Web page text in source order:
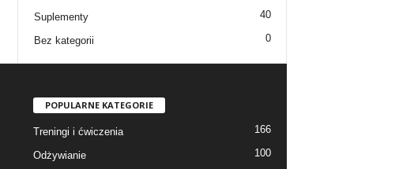
Suplementy 40
Bez kategorii 0
POPULARNE KATEGORIE
Treningi i ćwiczenia 166
Odżywianie 100